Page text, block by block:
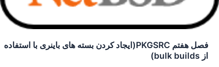
فصل هفتم PKGSRC(ایجاد کردن بسته های باینری با استفاده
از bulk builds)